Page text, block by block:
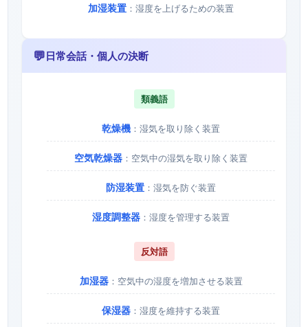
加湿装置 ：湿度を上げるための装置
💬日常会話・個人の決断
類義語
乾燥機 ：湿気を取り除く装置
空気乾燥器 ：空気中の湿気を取り除く装置
防湿装置 ：湿気を防ぐ装置
湿度調整器 ：湿度を管理する装置
反対語
加湿器：空気中の湿度を増加させる装置
保湿器 ：湿度を維持する装置